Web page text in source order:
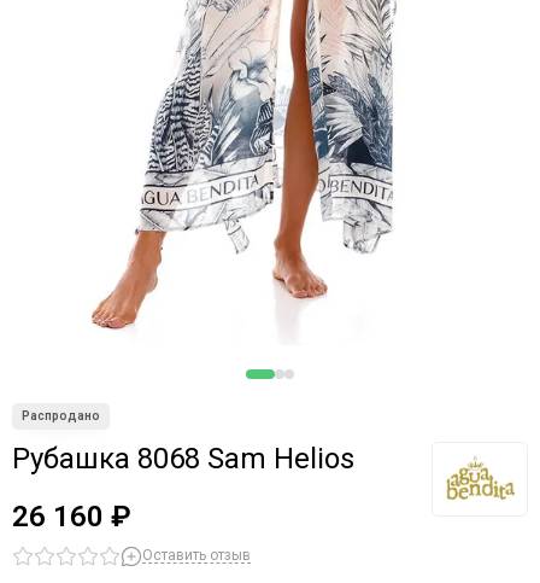
Рубашка 8068 Sam Helios
26 160 ₽
Оставить отзыв